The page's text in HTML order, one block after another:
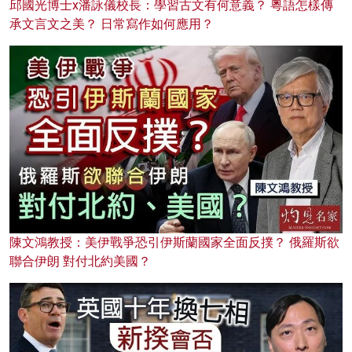
邱國光博士x潘詠儀校長：學習古文有何意義？ 粵語怎樣傳
承文言文之美？ 日常寫作如何應用？
陳文鴻教授：美伊戰爭恐引伊斯蘭國家全面反撲？ 俄羅斯欲
聯合伊朗 對付北約美國？